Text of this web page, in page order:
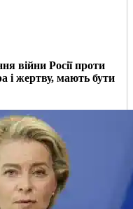
війни Росії проти
і жертву, мають бути